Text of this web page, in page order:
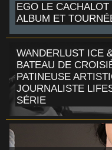
EGO LE
ALBUM ET
WANDERLUST ICE
BATEAU DE
PATINEUSE
JOURNALISTE
SÉRIE